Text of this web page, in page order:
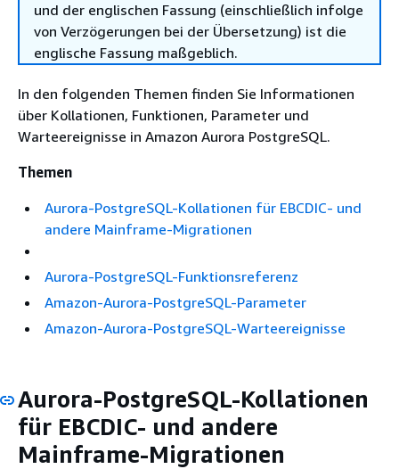
und der englischen Fassung (einschließlich infolge
von Verzögerungen bei der Übersetzung) ist die
englische Fassung maßgeblich.
In den folgenden Themen finden Sie Informationen
über Kollationen, Funktionen, Parameter und
Warteereignisse in Amazon Aurora PostgreSQL.
Themen
Aurora-PostgreSQL-Kollationen für EBCDIC- und
andere Mainframe-Migrationen
Aurora-PostgreSQL-Funktionsreferenz
Amazon-Aurora-PostgreSQL-Parameter
Amazon-Aurora-PostgreSQL-Warteereignisse
Aurora-PostgreSQL-Kollationen
für EBCDIC- und andere
Mainframe-Migrationen